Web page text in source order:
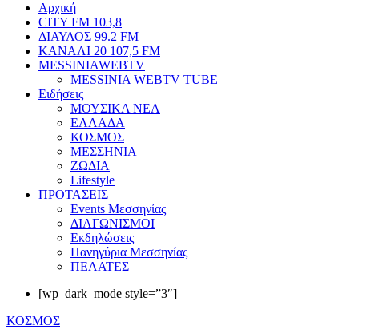
Αρχική
CITY FM 103,8
ΔΙΑΥΛΟΣ 99.2 FM
ΚΑΝΑΛΙ 20 107,5 FM
MESSINIAWEBTV
MESSINIA WEBTV TUBE
Eιδήσεις
ΜΟΥΣΙΚΑ ΝΕΑ
ΕΛΛΑΔΑ
ΚΟΣΜΟΣ
ΜΕΣΣΗΝΙΑ
ΖΩΔΙΑ
Lifestyle
ΠΡΟΤΑΣΕΙΣ
Events Μεσσηνίας
ΔΙΑΓΩΝΙΣΜΟΙ
Εκδηλώσεις
Πανηγύρια Μεσσηνίας
ΠΕΛΑΤΕΣ
[wp_dark_mode style=”3″]
ΚΟΣΜΟΣ